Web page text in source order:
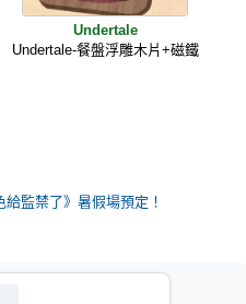
Undertale
Undertale-餐盤浮雕木片+磁鐵
監禁了》暑假場預定！